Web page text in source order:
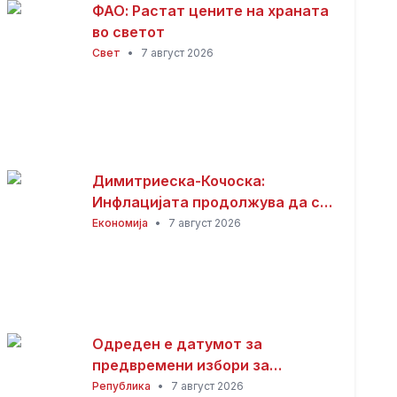
ФАО: Растат цените на храната
во светот
Свет • 7 август 2026
Димитриеска-Кочоска:
Инфлацијата продолжува да се
намалува
Економија • 7 август 2026
Одреден е датумот за
предвремени избори за
градоначалник на Општина
Република • 7 август 2026